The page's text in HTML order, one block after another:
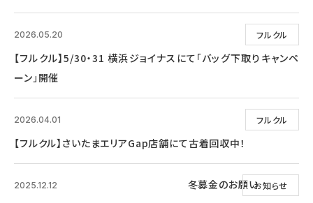
フルクル
2026.05.20
【フルクル】5/30・31 横浜ジョイナスにて「バッグ下取りキャンペ
ーン」開催
フルクル
2026.04.01
【フルクル】さいたまエリアGap店舗にて古着回収中！
お知らせ
2025.12.12 冬募金のお願い